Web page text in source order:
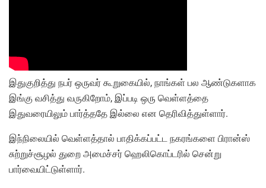
இதுகுறித்து நபர் ஒருவர் கூறுகையில், நாங்கள் பல ஆண்டுகளாக
இங்கு வசித்து வருகிறோம், இப்படி ஒரு வெள்ளத்தை
இதுவரையிலும் பார்த்ததே இல்லை என தெரிவித்துள்ளார்.
இந்நிலையில் வெள்ளத்தால் பாதிக்கப்பட்ட நகரங்களை பிரான்ஸ்
சுற்றுச்சூழல் துறை அமைச்சர் ஹெலிகொப்டரில் சென்று
பார்வையிட்டுள்ளார்.